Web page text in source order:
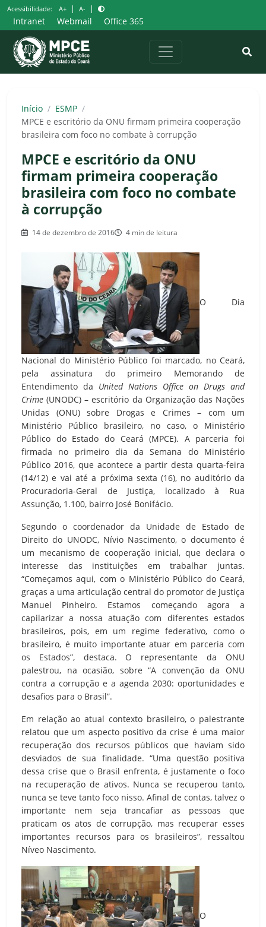
Pular
para
o
conteúdo
Acessibilidade: A+ | A- |
Intranet Webmail Office 365
Início / ESMP /
MPCE e escritório da ONU firmam primeira cooperação
brasileira com foco no combate à corrupção
MPCE e escritório da ONU
firmam primeira cooperação
brasileira com foco no combate
à corrupção
14 de dezembro de 2016 4 min de leitura
O Dia
Nacional do Ministério Público foi marcado, no Ceará,
pela assinatura do primeiro Memorando de
Entendimento da United Nations Office on Drugs and
Crime (UNODC) – escritório da Organização das Nações
Unidas (ONU) sobre Drogas e Crimes – com um
Ministério Público brasileiro, no caso, o Ministério
Público do Estado do Ceará (MPCE). A parceria foi
firmada no primeiro dia da Semana do Ministério
Público 2016, que acontece a partir desta quarta-feira
(14/12) e vai até a próxima sexta (16), no auditório da
Procuradoria-Geral de Justiça, localizado à Rua
Assunção, 1.100, bairro José Bonifácio.
Segundo o coordenador da Unidade de Estado de
Direito do UNODC, Nívio Nascimento, o documento é
um mecanismo de cooperação inicial, que declara o
interesse das instituições em trabalhar juntas.
“Começamos aqui, com o Ministério Público do Ceará,
graças a uma articulação central do promotor de Justiça
Manuel Pinheiro. Estamos começando agora a
capilarizar a nossa atuação com diferentes estados
brasileiros, pois, em um regime federativo, como o
brasileiro, é muito importante atuar em parceria com
os Estados”, destaca. O representante da ONU
palestrou, na ocasião, sobre “A convenção da ONU
contra a corrupção e a agenda 2030: oportunidades e
desafios para o Brasil”.
Em relação ao atual contexto brasileiro, o palestrante
relatou que um aspecto positivo da crise é uma maior
recuperação dos recursos públicos que haviam sido
desviados de sua finalidade. “Uma questão positiva
dessa crise que o Brasil enfrenta, é justamente o foco
na recuperação de ativos. Nunca se recuperou tanto,
nunca se teve tanto foco nisso. Afinal de contas, talvez o
importante nem seja trancafiar as pessoas que
praticam os atos de corrupção, mas recuperar esses
importantes recursos para os brasileiros”, ressaltou
Níveo Nascimento.
O